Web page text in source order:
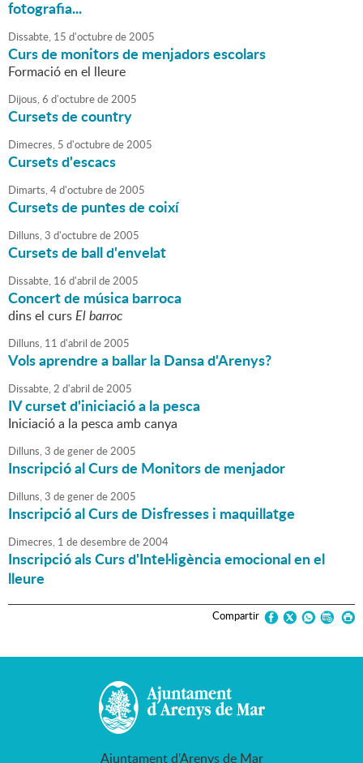
fotografia...
Dissabte, 15 d'octubrede2005
Curs de monitors de menjadors escolars
Formació en el lleure
Dijous,6 d'octubrede2005
Cursets de country
Dimecres, 5 d'octubrede2005
Cursets d'escacs
Dimarts,4d'octubrede2005
Cursets de puntes de coixí
Dilluns,3 d'octubrede2005
Cursets de ball d'envelat
Dissabte, 16 d'abril de2005
Concert de música barroca
dins el cursEl barroc
Dilluns, 11 d'abril de2005
Vols aprendre a ballar la Dansa d'Arenys?
Dissabte,2 d'abril de2005
IV curset d'iniciació a la pesca
Iniciació a la pesca amb canya
Dilluns,3 degenerde2005
Inscripció al Curs de Monitors de menjador
Dilluns,3 degenerde2005
Inscripció al Curs de Disfresses i maquillatge
Dimecres, 1 dedesembrede2004
Inscripció als Curs d'Intel·ligència emocional en el
lleure
Compartir
Ajuntament d'Arenys de Mar